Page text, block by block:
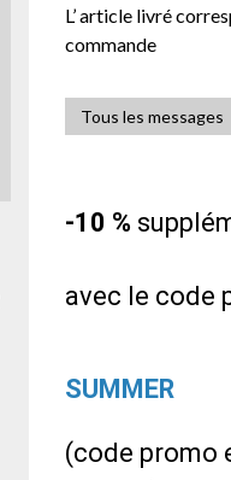
L’ article livré
commande
Tous les messages
-10 %
avec le code
SUMMER
(code promo